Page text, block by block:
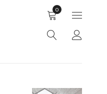
0